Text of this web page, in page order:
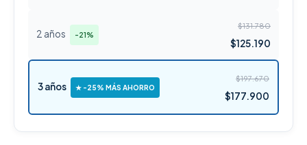
2 años -21%
$131.780
$125.190
3 años ★ -25% MÁS AHORRO
$197.670
$177.900